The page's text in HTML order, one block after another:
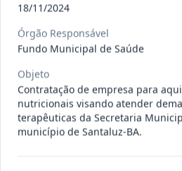
-/2024
-
Contrato 074/2024
Araujo Rios LTDA EPP
Situação
-/2023 Contrato 073-2023
18/11/2024
Órgão Responsável
Fundo Municipal de Saúde
Objeto
Contratação de empresa para
nutricionais visando atender
terapêuticas da Secretaria
município de Santaluz-BA.